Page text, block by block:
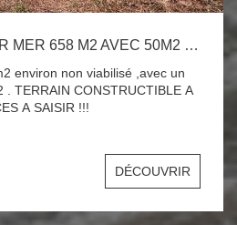
TERRAIN JARD SUR MER 658 M2 AVEC 50M2 DE GARAGE
environ non viabilisé ,avec un
TERRAIN CONSTRUCTIBLE A
600 M DES COMMERCES A SAISIR !!!
DÉCOUVRIR